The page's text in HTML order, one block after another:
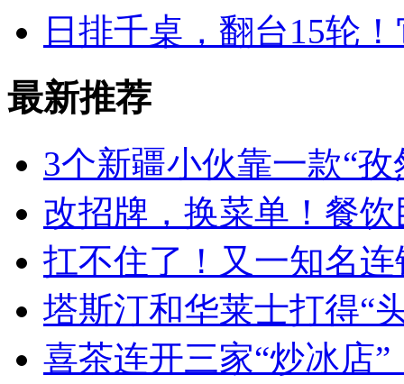
日排千桌，翻台15轮
最新推荐
3个新疆小伙靠一款“
改招牌，换菜单！餐
扛不住了！又一知名
塔斯汀和华莱士打得“
喜茶连开三家“炒冰店